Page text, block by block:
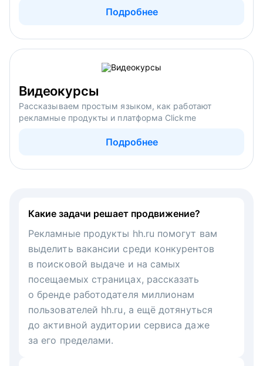
Подробнее
Видеокурсы
Рассказываем простым языком, как работают
рекламные продукты и платформа Clickme
Подробнее
Какие задачи решает продвижение?
Рекламные продукты hh.ru помогут вам
выделить вакансии среди конкурентов
в поисковой выдаче и на самых
посещаемых страницах, рассказать
о бренде работодателя миллионам
пользователей hh.ru, а ещё дотянуться
до активной аудитории сервиса даже
за его пределами.